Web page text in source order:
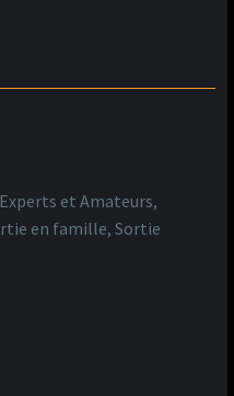
et Amateurs,
en famille, Sortie